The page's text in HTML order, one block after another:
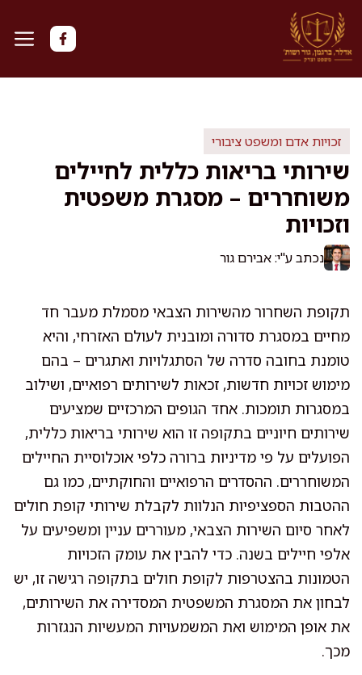
לדלג
לתוכן
זכויות אדם ומשפט ציבורי
שירותי בריאות כללית לחיילים
משוחררים – מסגרת משפטית
וזכויות
נכתב ע"י: אבירם גור
תקופת השחרור מהשירות הצבאי מסמלת מעבר חד
מחיים במסגרת סדורה ומובנית לעולם האזרחי, והיא
טומנת בחובה סדרה של הסתגלויות ואתגרים – בהם
מימוש זכויות חדשות, זכאות לשירותים רפואיים, ושילוב
במסגרות תומכות. אחד הגופים המרכזיים שמציעים
שירותים חיוניים בתקופה זו הוא שירותי בריאות כללית,
הפועלים על פי מדיניות ברורה כלפי אוכלוסיית החיילים
המשוחררים. ההסדרים הרפואיים והחוקתיים, כמו גם
ההטבות הספציפיות הנלוות לקבלת שירותי קופת חולים
לאחר סיום השירות הצבאי, מעוררים עניין ומשפיעים על
אלפי חיילים בשנה. כדי להבין את עומק הזכויות
הטמונות בהצטרפות לקופת חולים בתקופה רגישה זו, יש
לבחון את המסגרת המשפטית המסדירה את השירותים,
את אופן המימוש ואת המשמעויות המעשיות הנגזרות
מכך.